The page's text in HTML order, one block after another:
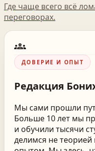
Где чаще всего всё
переговорах.
groups
ДОВЕРИЕ И ОПЫТ
Редакция
Мы сами прошли
Больше 10 лет мы
и обучили тысячи
делимся не